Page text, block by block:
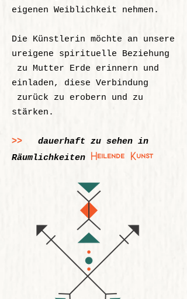
eigenen Weiblichkeit nehmen.
Die Künstlerin möchte an unsere
ureigene spirituelle Beziehung
zu Mutter Erde erinnern und
einladen, diese Verbindung
zurück zu erobern und zu
stärken.
>> dauerhaft zu sehen in
Räumlichkeiten Heilende Kunst